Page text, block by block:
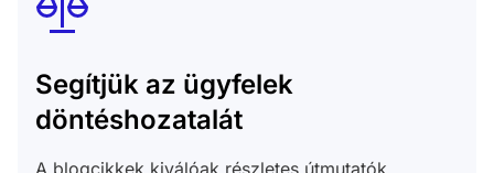
Segítjük az ügyfelek
döntéshozatalát
A blogcikkek kiválóak részletes útmutatók,